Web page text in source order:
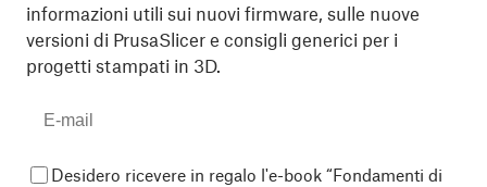
informazioni utili sui nuovi firmware, sulle nuove
versioni di PrusaSlicer e consigli generici per i
progetti stampati in 3D.
Desidero ricevere in regalo l'e-book “Fondamenti di